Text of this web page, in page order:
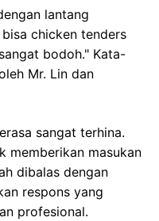
lantang
chicken tenders
bodoh." Kata-
Mr. Lin dan
sangat terhina.
memberikan masukan
dibalas dengan
respons yang
profesional.